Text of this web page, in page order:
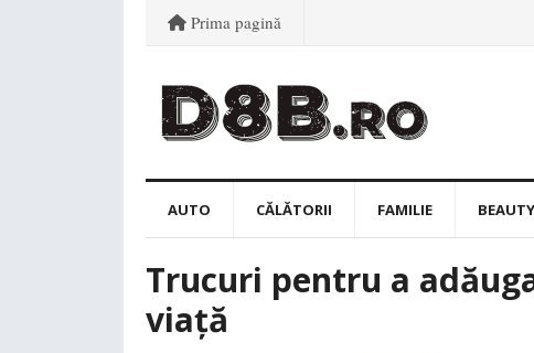
Prima pagină
AUTO CĂLĂTORII FAMILIE BEAUTY
Trucuri pentru a
viață